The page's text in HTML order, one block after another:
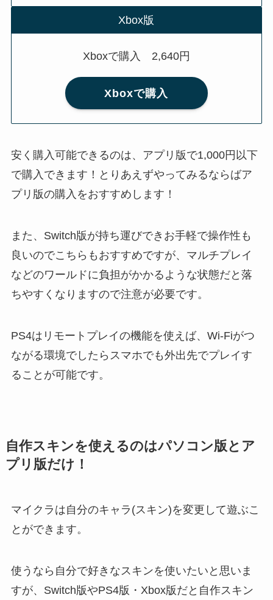
Xbox版
Xboxで購入 2,640円
Xboxで購入
安く購入可能できるのは、アプリ版で1,000円以下
で購入できます！とりあえずやってみるならばア
プリ版の購入をおすすめします！
また、Switch版が持ち運びできお手軽で操作性も
良いのでこちらもおすすめですが、マルチプレイ
などのワールドに負担がかかるような状態だと落
ちやすくなりますので注意が必要です。
PS4はリモートプレイの機能を使えば、Wi-Fiがつ
ながる環境でしたらスマホでも外出先でプレイす
ることが可能です。
自作スキンを使えるのはパソコン版とア
プリ版だけ！
マイクラは自分のキャラ(スキン)を変更して遊ぶこ
とができます。
使うなら自分で好きなスキンを使いたいと思いま
すが、Switch版やPS4版・Xbox版だと自作スキン